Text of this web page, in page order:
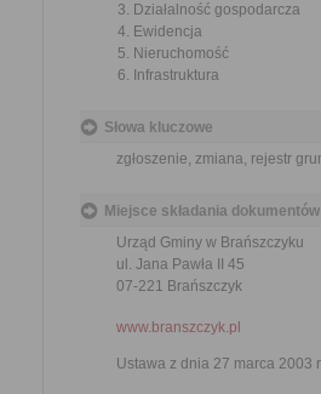
Działalność gospodarcza
Ewidencja
Nieruchomość
Infrastruktura
Słowa kluczowe
zgłoszenie, zmiana, rejestr
Miejsce składania dokumentów
Urząd Gminy w Brańszczyku
ul. Jana Pawła II 45
07-221 Brańszczyk
www.branszczyk.pl
Ustawa z dnia 27 marca 2003